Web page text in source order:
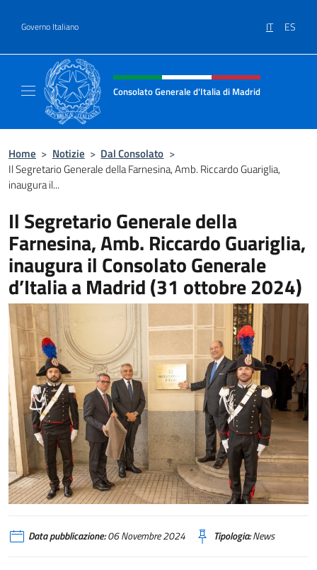
Governo Italiano IT ES
Intestazione sito, social e menù
Consolato Generale d'Italia di Madrid
Home > Notizie > Dal Consolato >
Il Segretario Generale della Farnesina, Amb. Riccardo Guariglia,
inaugura il...
Il Segretario Generale della
Farnesina, Amb. Riccardo Guariglia,
inaugura il Consolato Generale
d’Italia a Madrid (31 ottobre 2024)
Data pubblicazione:06 Novembre 2024 Tipologia:News